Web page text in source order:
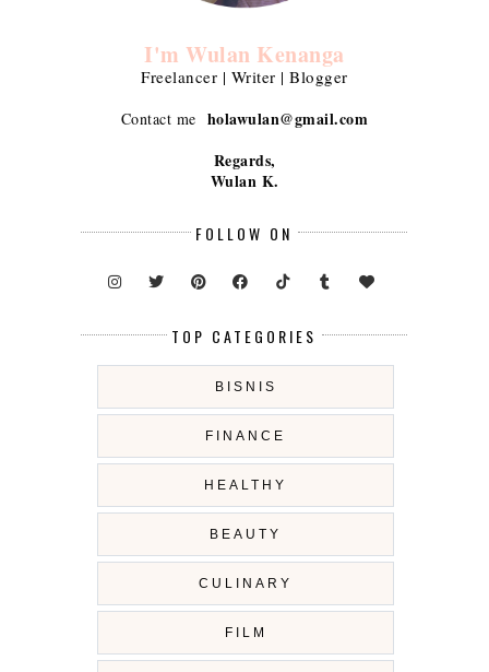
I'm Wulan Kenanga
Freelancer | Writer | Blogger
Contact me holawulan@gmail.com
Regards,
Wulan K.
FOLLOW ON
TOP CATEGORIES
BISNIS
FINANCE
HEALTHY
BEAUTY
CULINARY
FILM